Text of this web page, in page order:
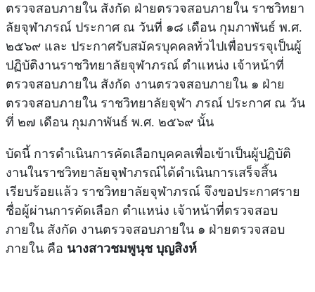
ตรวจสอบภายใน สังกัด ฝ่ายตรวจสอบภายใน ราชวิทยา
ลัยจุฬาภรณ์ ประกาศ ณ วันที่ ๑๘ เดือน กุมภาพันธ์ พ.ศ.
๒๕๖๙ และ ประกาศรับสมัครบุคคลทั่วไปเพื่อบรรจุเป็นผู้
ปฏิบัติงานราชวิทยาลัยจุฬาภรณ์ ตำแหน่ง เจ้าหน้าที่
ตรวจสอบภายใน สังกัด งานตรวจสอบภายใน ๑ ฝ่าย
ตรวจสอบภายใน ราชวิทยาลัยจุฬา ภรณ์ ประกาศ ณ วัน
ที่ ๒๗ เดือน กุมภาพันธ์ พ.ศ. ๒๕๖๙ นั้น
บัดนี้ การดำเนินการคัดเลือกบุคคลเพื่อเข้าเป็นผู้ปฏิบัติ
งานในราชวิทยาลัยจุฬาภรณ์ได้ดำเนินการเสร็จสิ้น
เรียบร้อยแล้ว ราชวิทยาลัยจุฬาภรณ์ จึงขอประกาศราย
ชื่อผู้ผ่านการคัดเลือก ตำแหน่ง เจ้าหน้าที่ตรวจสอบ
ภายใน สังกัด งานตรวจสอบภายใน ๑ ฝ่ายตรวจสอบ
ภายใน คือ นางสาวชมพูนุช บุญสิงห์